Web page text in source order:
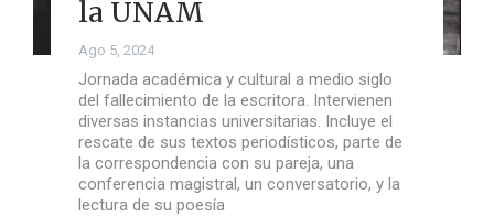
la UNAM
Ago 5, 2024
Jornada académica y cultural a medio siglo
del fallecimiento de la escritora. Intervienen
diversas instancias universitarias. Incluye el
rescate de sus textos periodísticos, parte de
la correspondencia con su pareja, una
conferencia magistral, un conversatorio, y la
lectura de su poesía